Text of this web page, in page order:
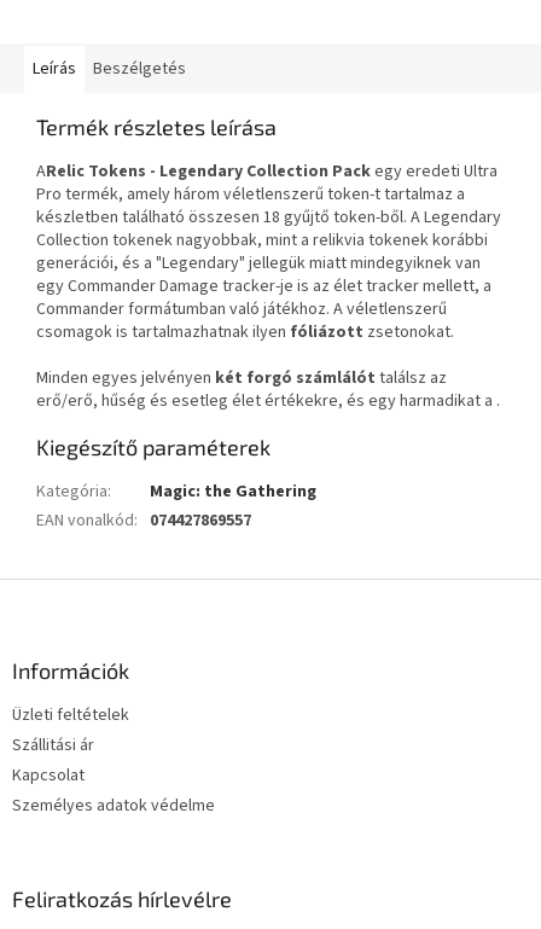
Leírás Beszélgetés
Termék részletes leírása
ARelic Tokens - Legendary Collection Packegy eredeti Ultra
Pro termék, amely három véletlenszerű token-t tartalmaz a
készletben található összesen 18 gyűjtő token-ből. A Legendary
Collection tokenek nagyobbak, mint a relikvia tokenek korábbi
generációi, és a "Legendary" jellegük miatt mindegyiknek van
egy Commander Damage tracker-je is az élet tracker mellett, a
Commander formátumban való játékhoz. A véletlenszerű
csomagok is tartalmazhatnak ilyen fóliázott zsetonokat.
Minden egyes jelvényen két forgó számlálót találsz az
erő/erő, hűség és esetleg élet értékekre, és egy harmadikat a .
Kiegészítő paraméterek
Kategória:
Magic: the Gathering
EAN vonalkód: 074427869557
Információk
Üzleti feltételek
Szállitási ár
Kapcsolat
Személyes adatok védelme
Feliratkozás hírlevélre